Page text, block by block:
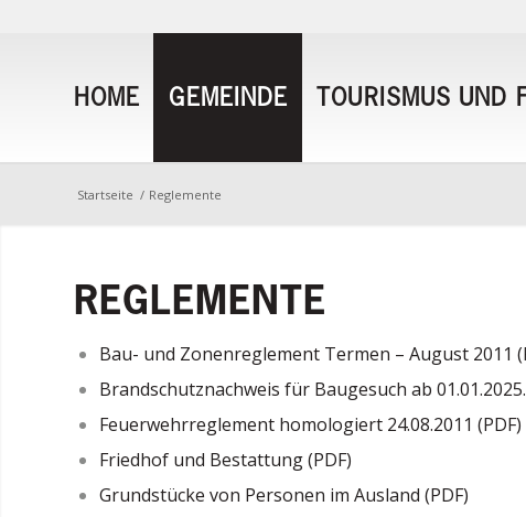
HOME GEMEINDE TOURISMUS UND
Startseite / Reglemente
REGLEMENTE
Bau- und Zonenreglement Termen – August 2011
Brandschutznachweis für Baugesuch ab
Feuerwehrreglement homologiert 24.08.2011 (PDF)
Friedhof und Bestattung (PDF)
Grundstücke von Personen im Ausland (PDF)